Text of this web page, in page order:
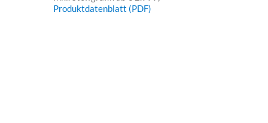
Produktdatenblatt (PDF)